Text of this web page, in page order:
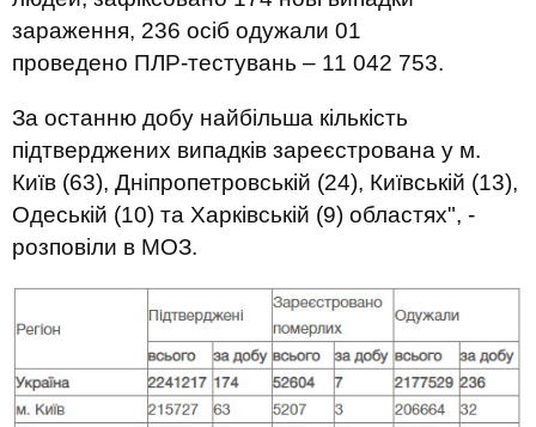
проведено ПЛР-тестувань – 11 042 753.
За останню добу найбільша кількість
підтверджених випадків зареєстрована у м.
Київ (63), Дніпропетровській (24), Київській (13),
Одеській (10) та Харківській (9) областях", -
розповіли в МОЗ.